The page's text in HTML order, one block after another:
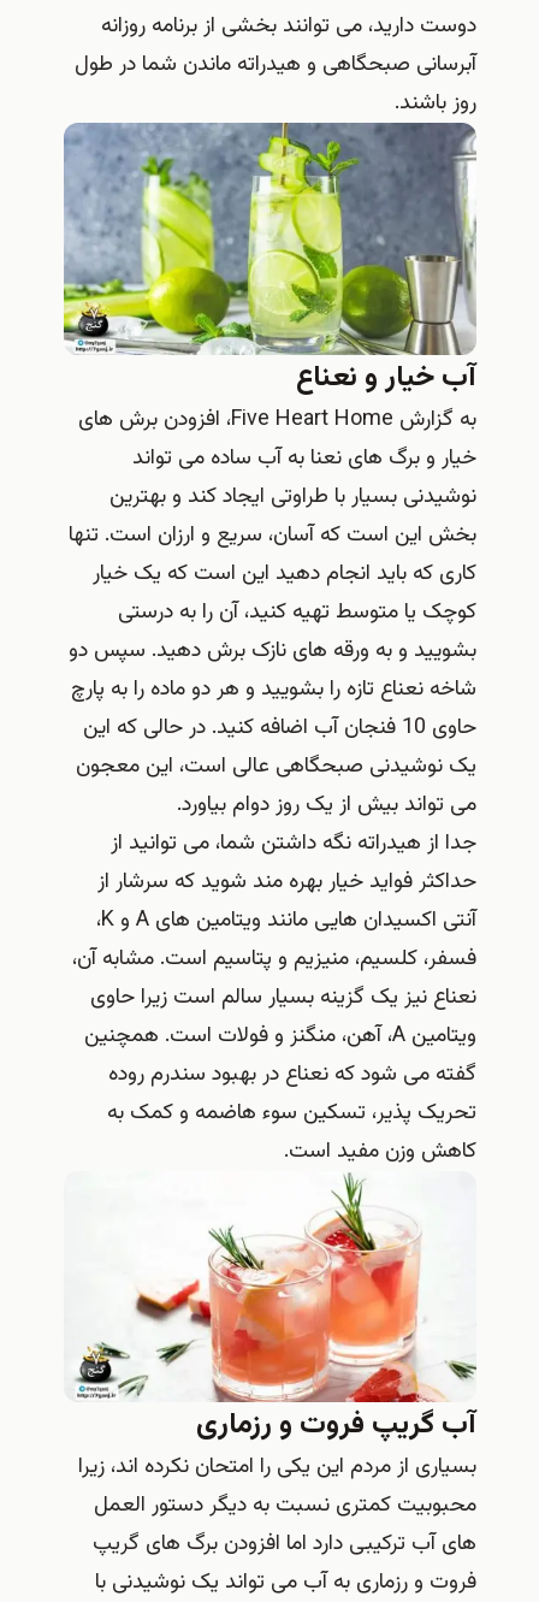
دوست دارید، می‌ توانند بخشی از برنامه روزانه
آبرسانی صبحگاهی و هیدراته ماندن شما در طول
روز باشند.
آب خیار و نعناع
به گزارش Five Heart Home، افزودن برش‌ های
خیار و برگ‌ های نعنا به آب ساده می‌ تواند
نوشیدنی بسیار با طراوتی ایجاد کند و بهترین
بخش این است که آسان، سریع و ارزان است. تنها
کاری که باید انجام دهید این است که یک خیار
کوچک یا متوسط ​​تهیه کنید، آن را به درستی
بشویید و به ورقه های نازک برش دهید. سپس دو
شاخه نعناع تازه را بشویید و هر دو ماده را به پارچ
حاوی 10 فنجان آب اضافه کنید. در حالی که این
یک نوشیدنی صبحگاهی عالی است، این معجون
می تواند بیش از یک روز دوام بیاورد.
جدا از هیدراته نگه داشتن شما، می توانید از
حداکثر فواید خیار بهره مند شوید که سرشار از
آنتی اکسیدان هایی مانند ویتامین های A و K،
فسفر، کلسیم، منیزیم و پتاسیم است. مشابه آن،
نعناع نیز یک گزینه بسیار سالم است زیرا حاوی
ویتامین A، آهن، منگنز و فولات است. همچنین
گفته می شود که نعناع در بهبود سندرم روده
تحریک پذیر، تسکین سوء هاضمه و کمک به
کاهش وزن مفید است.
آب گریپ فروت و رزماری
بسیاری از مردم این یکی را امتحان نکرده اند، زیرا
محبوبیت کمتری نسبت به دیگر دستور العمل
های آب ترکیبی دارد اما افزودن برگ های گریپ
فروت و رزماری به آب می تواند یک نوشیدنی با